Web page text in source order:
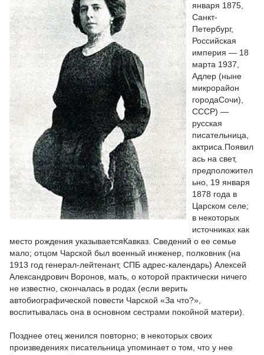
января 1875,
Санкт-
Петербург,
Российская
империя — 18
марта 1937,
Адлер (ныне
микрорайон
городаСочи),
СССР) —
русская
писательница,
актриса.Появил
ась на свет,
предположител
ьно, 19 января
1878 года в
Царском селе;
в некоторых
источниках как
место рождения указываетсяКавказ. Сведений о ее семье
мало; отцом Чарской был военный инженер, полковник (на
1913 год генерал-лейтенант, СПБ адрес-календарь) Алексей
Александрович Воронов, мать, о которой практически ничего
не известно, скончалась в родах (если верить
автобиографической повести Чарской «За что?»,
воспитывалась она в основном сестрами покойной матери).
Позднее отец женился повторно; в некоторых своих
произведениях писательница упоминает о том, что у нее